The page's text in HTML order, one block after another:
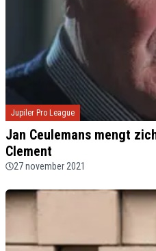
Jupiler Pro League
Jan Ceulemans mengt
Clement
27 november 2021